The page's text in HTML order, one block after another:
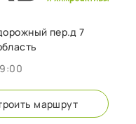
пер.д 7
маршрут